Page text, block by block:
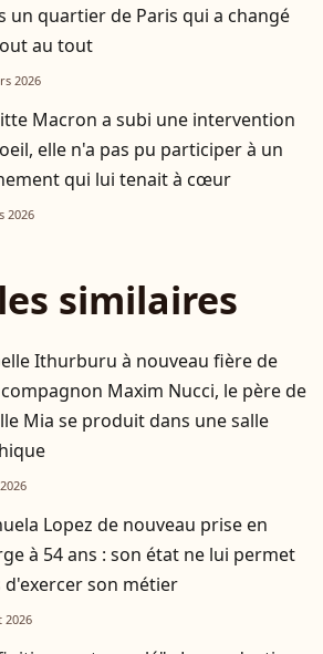
un quartier de Paris qui a changé
au tout
2026
Macron a subi une intervention
elle n'a pas pu participer à un
qui lui tenait à cœur
2026
similaires
Ithurburu à nouveau fière de
Maxim Nucci, le père de
Mia se produit dans une salle
Lopez de nouveau prise en
à 54 ans : son état ne lui permet
d'exercer son métier
2026